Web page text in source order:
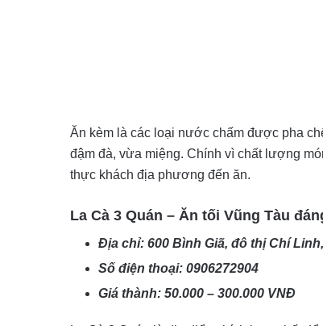
Ăn kèm là các loại nước chấm được pha
đậm đà, vừa miệng. Chính vì chất lượng
thực khách địa phương đến ăn.
La Cà 3 Quán – Ăn tối Vũng Tàu
Địa chỉ: 600 Bình Giã, đô thị Chí
Số điện thoại: 0906272904
Giá thành: 50.000 – 300.000 VNĐ